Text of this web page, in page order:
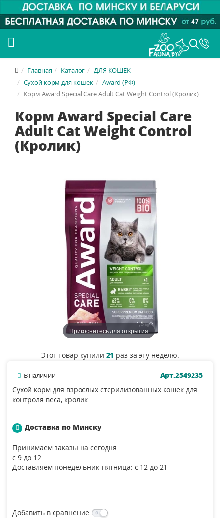
Главная Каталог
ДЛЯ КОШЕК
Сухой корм для кошек
Award (РФ)
Корм Award Special Care Adult Cat Weight Control (Кролик)
Корм Award Special Care
Adult Cat Weight Control
(Кролик)
Прикоснитесь для открытия
Этот товар купили 21 раз за эту неделю.
В наличии
Арт.2549235
Сухой корм для взрослых стерилизованных кошек для
контроля веса, кролик
Доставка по Минску
Принимаем заказы на сегодня
с 9 до 12
Доставляем понедельник-пятница: с 12 до 21
Добавить в сравнение